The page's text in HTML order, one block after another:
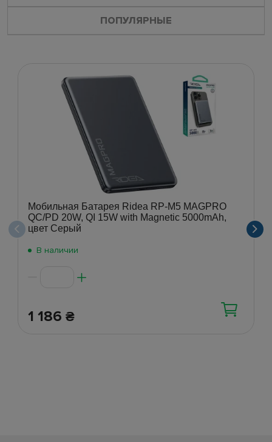
ПОПУЛЯРНЫЕ
Мобильная Батарея Ridea RP-M5 MAGPRO
QC/PD 20W, QI 15W with Magnetic 5000mAh,
цвет Серый
В наличии
1 186 ₴